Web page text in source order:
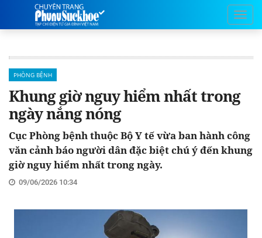
PHÒNG BỆNH
Khung giờ nguy hiểm nhất trong
ngày nắng nóng
Cục Phòng bệnh thuộc Bộ Y tế vừa ban hành công
văn cảnh báo người dân đặc biệt chú ý đến khung
giờ nguy hiểm nhất trong ngày.
09/06/2026 10:34